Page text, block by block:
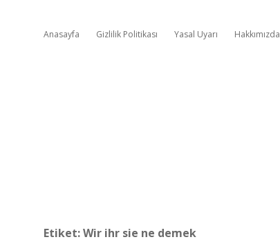
Anasayfa Gizlilik Politikası Yasal Uyarı Hakkımızda
Etiket:Wir ihr sie ne demek